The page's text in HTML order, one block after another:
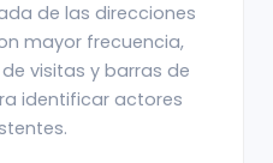
de las direcciones
mayor frecuencia,
visitas y barras de
identificar actores